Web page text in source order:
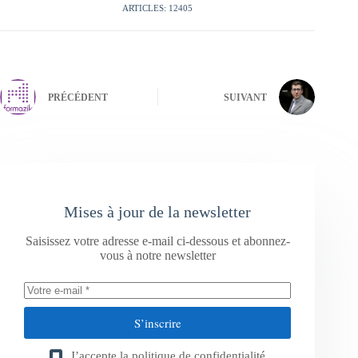
ARTICLES: 12405
PRÉCÉDENT SUIVANT
Mises à jour de la newsletter
Saisissez votre adresse e-mail ci-dessous et abonnez-
vous à notre newsletter
S’inscrire
J’accepte la politique de confidentialité